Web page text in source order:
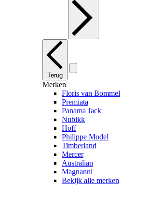
Terug
Merken
Floris van Bommel
Premiata
Panama Jack
Nubikk
Hoff
Philippe Model
Timberland
Mercer
Australian
Magnanni
Bekijk alle merken